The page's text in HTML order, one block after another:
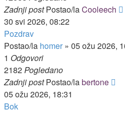
Zadnji postPostao/laCooleech
30 svi 2026, 08:22
Pozdrav
Postao/la homer » 05 ožu 2026,
1 Odgovori
2182Pogledano
Zadnji postPostao/labertone
05 ožu 2026, 18:31
Bok